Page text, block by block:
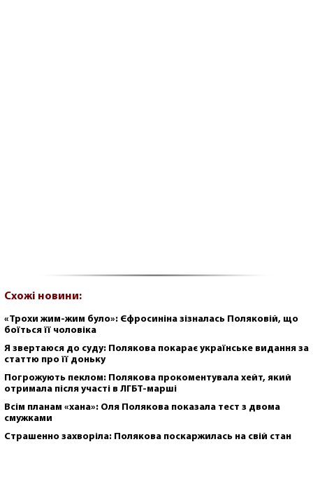
Схожі новини:
«Трохи жим-жим було»: Єфросиніна зізналась Поляковій, що
боїться її чоловіка
Я звертаюся до суду: Полякова покарає українське видання за
статтю про її доньку
Погрожують пеклом: Полякова прокоментувала хейт, який
отримала після участі в ЛГБТ-марші
Всім планам «хана»: Оля Полякова показала тест з двома
смужками
Страшенно захворіла: Полякова поскаржилась на свій стан